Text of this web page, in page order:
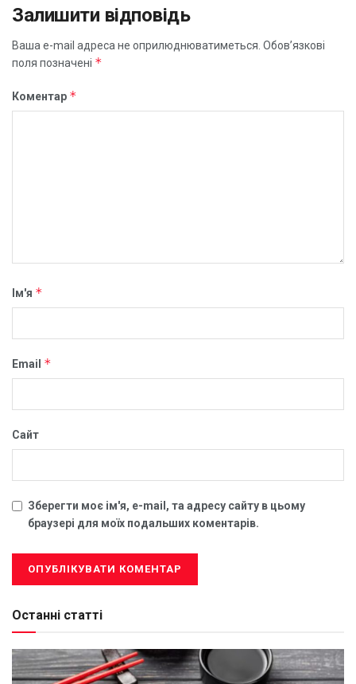
Залишити відповідь
Ваша e-mail адреса не оприлюднюватиметься. Обов’язкові
поля позначені *
Коментар *
Ім'я *
Email *
Сайт
Зберегти моє ім'я, e-mail, та адресу сайту в цьому
браузері для моїх подальших коментарів.
Останні статті